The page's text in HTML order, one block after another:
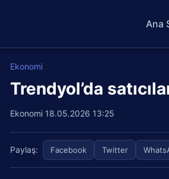
Ana
Ekonomi
Trendyol’da
Ekonomi 18.05.2026 13:25
Paylaş: Facebook Twitter